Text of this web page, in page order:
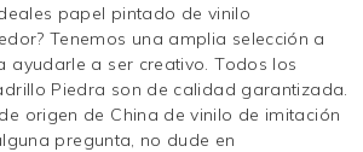
papel pintado de vinilo
Tenemos una amplia selección a
ayudarle a ser creativo. Todos los
Piedra son de calidad garantizada.
origen de China de vinilo de imitación
pregunta, no dude en